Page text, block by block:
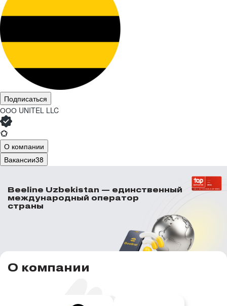
Подписаться
ООО UNITEL LLC
О компании
Вакансии38
Beeline Uzbekistan — единственный
международный оператор
страны
О компании